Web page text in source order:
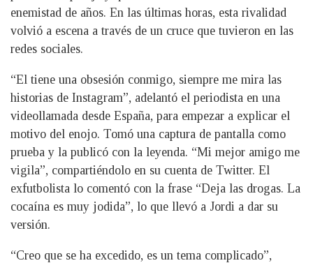
enemistad de años. En las últimas horas, esta rivalidad
volvió a escena a través de un cruce que tuvieron en las
redes sociales.
“El tiene una obsesión conmigo, siempre me mira las
historias de Instagram”, adelantó el periodista en una
videollamada desde España, para empezar a explicar el
motivo del enojo. Tomó una captura de pantalla como
prueba y la publicó con la leyenda. “Mi mejor amigo me
vigila”, compartiéndolo en su cuenta de Twitter. El
exfutbolista lo comentó con la frase “Deja las drogas. La
cocaína es muy jodida”, lo que llevó a Jordi a dar su
versión.
“Creo que se ha excedido, es un tema complicado”,